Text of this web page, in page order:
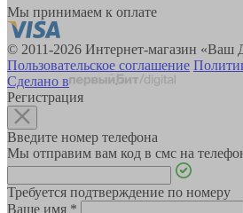
Мы принимаем к оплате
© 2011-2026 Интернет-магазин «Ваш
Пользовательское соглашение
Сделано в
Регистрация
Введите номер телефона
Мы отправим вам код в смс на
Требуется подтверждение по номеру
Ваше имя *